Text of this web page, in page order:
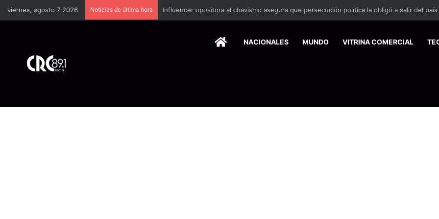
viernes, agosto 7 2026 Noticias de última hora Industria plástica se suma a la economía circular
HOMENACIONALES MUNDO VITRINA COMERCIAL